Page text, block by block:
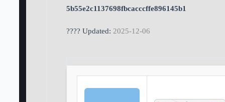
5b55e2c1137698fbcacccffe896145b1
???? Updated: 2025-12-06